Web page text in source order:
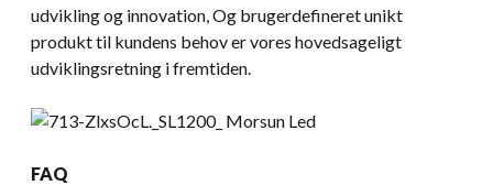
udvikling og innovation, Og brugerdefineret unikt
produkt til kundens behov er vores hovedsageligt
udviklingsretning i fremtiden.
FAQ